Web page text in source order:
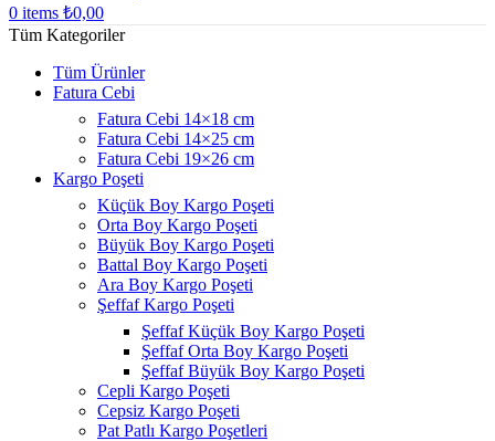
0 items ₺0,00
Tüm Kategoriler
Tüm Ürünler
Fatura Cebi
Fatura Cebi 14×18 cm
Fatura Cebi 14×25 cm
Fatura Cebi 19×26 cm
Kargo Poşeti
Küçük Boy Kargo Poşeti
Orta Boy Kargo Poşeti
Büyük Boy Kargo Poşeti
Battal Boy Kargo Poşeti
Ara Boy Kargo Poşeti
Şeffaf Kargo Poşeti
Şeffaf Küçük Boy Kargo Poşeti
Şeffaf Orta Boy Kargo Poşeti
Şeffaf Büyük Boy Kargo Poşeti
Cepli Kargo Poşeti
Cepsiz Kargo Poşeti
Pat Patlı Kargo Poşetleri